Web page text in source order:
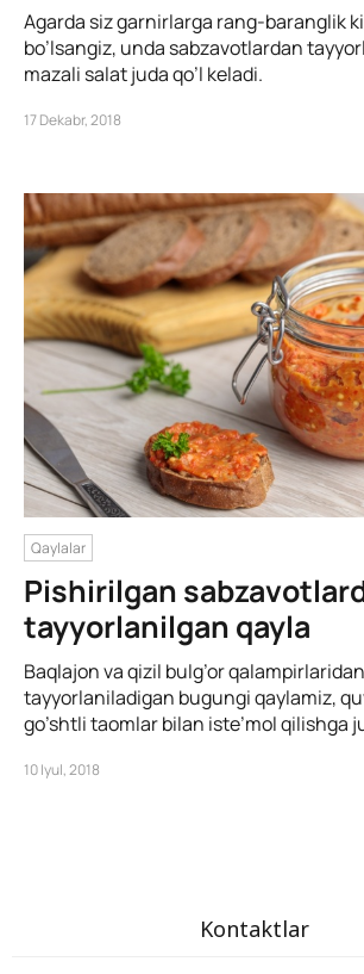
Agarda siz garnirlarga rang-baranglik
bo’lsangiz, unda sabzavotlardan
mazali salat juda qo’l keladi.
17 Dekabr, 2018
Qaylalar
Pishirilgan
tayyorlanilgan qayla
Baqlajon va qizil bulg’or qalampirlaridan
tayyorlaniladigan bugungi qaylamiz,
go’shtli taomlar bilan iste’mol qilishga
10 Iyul, 2018
Kontaktlar